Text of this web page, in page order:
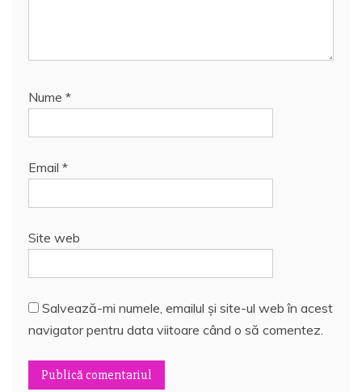
Nume *
Email *
Site web
Salvează-mi numele, emailul și site-ul web în acest
navigator pentru data viitoare când o să comentez.